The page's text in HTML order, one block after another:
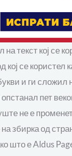
текст кој се
се
и ги
пет
не е
збирка од
што е Aldus